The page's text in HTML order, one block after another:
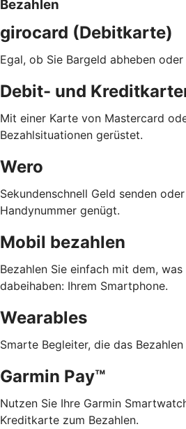
Bezahlen
girocard (Debitkarte)
Egal, ob Sie Bargeld abheben
Debit- und
Mit einer Karte von Mastercard
Bezahlsituationen gerüstet.
Wero
Sekundenschnell Geld senden
Handynummer genügt.
Mobil bezahlen
Bezahlen Sie einfach mit dem, was
dabeihaben: Ihrem Smartphone.
Wearables
Smarte Begleiter, die das
Garmin Pay™
Nutzen Sie Ihre Garmin
Kreditkarte zum Bezahlen.